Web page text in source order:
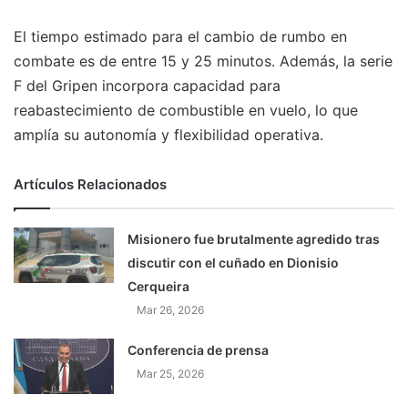
El tiempo estimado para el cambio de rumbo en
combate es de entre 15 y 25 minutos. Además, la serie
F del Gripen incorpora capacidad para
reabastecimiento de combustible en vuelo, lo que
amplía su autonomía y flexibilidad operativa.
Artículos Relacionados
Misionero fue brutalmente agredido tras
discutir con el cuñado en Dionisio
Cerqueira
Mar 26, 2026
Conferencia de prensa
Mar 25, 2026